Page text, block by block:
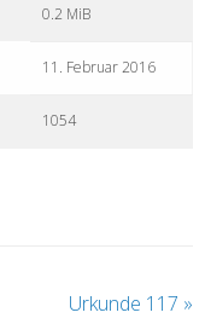
0.2 MiB
11. Februar 2016
1054
Urkunde 117 »